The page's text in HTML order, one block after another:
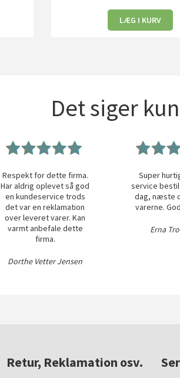
LÆG I KURV
Det siger
Respekt for dette firma.
Har aldrig oplevet så god
en kundeservice trods
det var en reklamation
over leveret varer. Kan
varmt anbefale dette
firma.
Dorthe Vetter Jensen
Super
service
dag, næste
varerne.
Erna
Retur, Reklamation osv.